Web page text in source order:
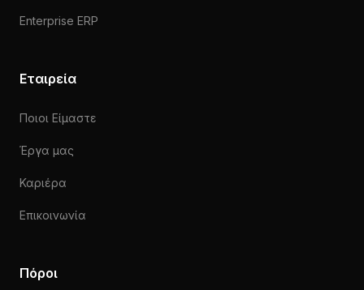
Enterprise ERP
Εταιρεία
Ποιοι Είμαστε
Έργα μας
Καριέρα
Επικοινωνία
Πόροι